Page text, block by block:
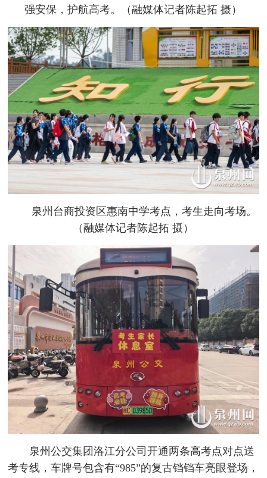
强安保，护航高考。（融媒体记者陈起拓 摄）
泉州台商投资区惠南中学考点，考生走向考场。
（融媒体记者陈起拓 摄）
泉州公交集团洛江分公司开通两条高考点对点送
考专线，车牌号包含有“985”的复古铛铛车亮眼登场，